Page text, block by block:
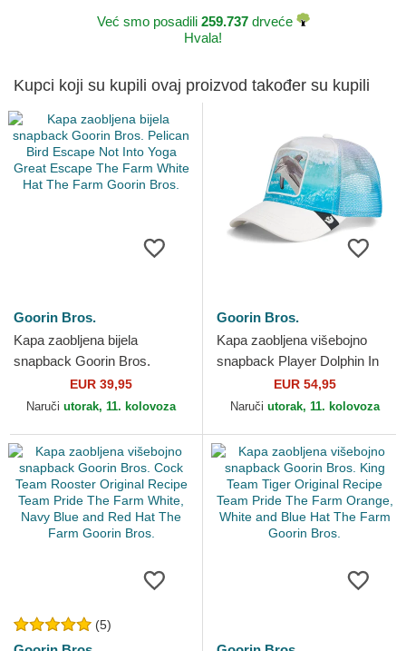
Već smo posadili 259.737drveće
Hvala!
Kupci koji su kupili ovaj proizvod također su kupili
Goorin Bros.
Kapa zaobljena bijela
snapback Goorin Bros.
Pelican Bird Escape Not Into
Yoga Great Escape The...
EUR 39,95
Naruči utorak, 11. kolovoza
Goorin Bros.
Kapa zaobljena višebojno
snapback Player Dolphin In
The Element The Farm
Goorin Bros.
EUR 54,95
Naruči utorak, 11. kolovoza
(5)